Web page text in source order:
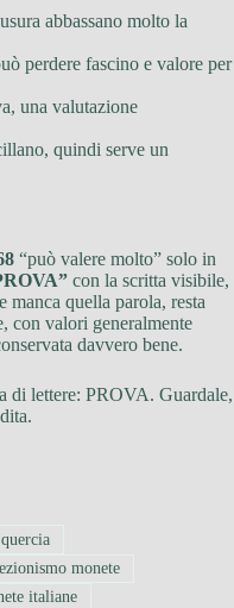
abbassano molto la
perdere fascino e valore per
una valutazione
quindi serve un
“può valere molto” solo in
con la scritta visibile,
manca quella parola, resta
con valori generalmente
davvero bene.
di lettere: PROVA. Guardale,
monete
italiane